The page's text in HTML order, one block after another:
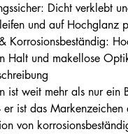
Dicht verklebt
und auf Hochglanz
Korrosionsbeständig:
Halt und makellose
ist weit mehr als nur ein
ist das Markenzeichen
von